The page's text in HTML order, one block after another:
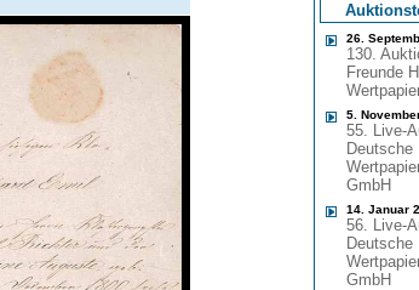
26.
130.
Freunde
5.
55. Live-
Deutsche
GmbH
14. Januar
56. Live-
Deutsche
GmbH